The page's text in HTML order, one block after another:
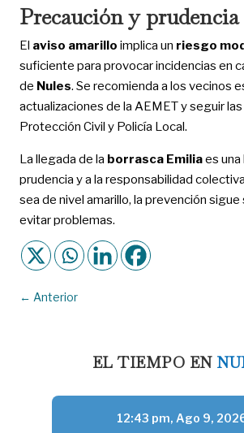
Precaución y prudencia
El aviso amarillo implica un riesgo
suficiente para provocar incidencias en
de Nules. Se recomienda a los vecinos
actualizaciones de la AEMET y seguir
Protección Civil y Policía Local.
La llegada de la borrasca Emiliaes una
prudencia y a la responsabilidad
sea de nivel amarillo, la prevención
evitar problemas.
← Anterior
EL TIEMPO EN
12:43 pm, Ago 9,